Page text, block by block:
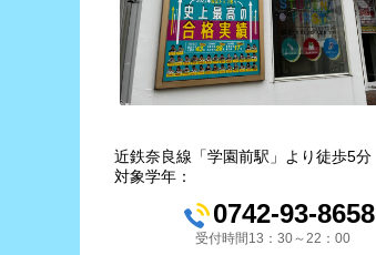
近鉄奈良線「学園前駅」より徒歩5分
対象学年：
0742-93-8658
受付時間13：30～22：00